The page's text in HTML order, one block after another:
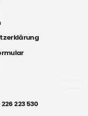
223 530